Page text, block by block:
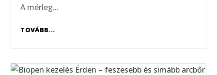
A mérleg...
TOVÁBB...